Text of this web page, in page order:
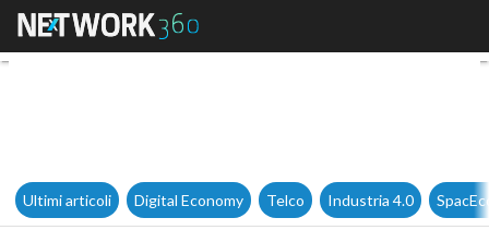
Abbonamenti Dahlia, non
Ultimi articoli Digital Economy Telco Industria 4.0